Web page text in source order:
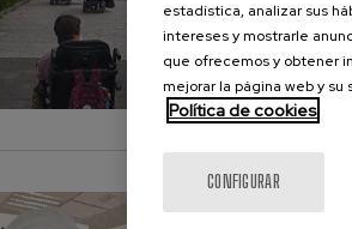
estadística, analizar sus
intereses y mostrarle
que ofrecemos y obtener
mejorar la página web y su
Política de cookies
CONFIGURAR